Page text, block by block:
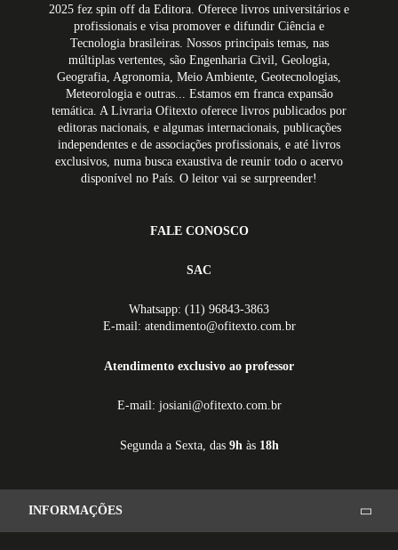
2025 fez spin off da Editora. Oferece livros universitários e
profissionais e visa promover e difundir Ciência e
Tecnologia brasileiras. Nossos principais temas, nas
múltiplas vertentes, são Engenharia Civil, Geologia,
Geografia, Agronomia, Meio Ambiente, Geotecnologias,
Meteorologia e outras... Estamos em franca expansão
temática. A Livraria Ofitexto oferece livros publicados por
editoras nacionais, e algumas internacionais, publicações
independentes e de associações profissionais, e até livros
exclusivos, numa busca exaustiva de reunir todo o acervo
disponível no País. O leitor vai se surpreender!
FALE CONOSCO
SAC
Whatsapp: (11) 96843-3863
E-mail: atendimento@ofitexto.com.br
Atendimento exclusivo ao professor
E-mail: josiani@ofitexto.com.br
Segunda a Sexta, das 9hàs 18h
INFORMAÇÕES